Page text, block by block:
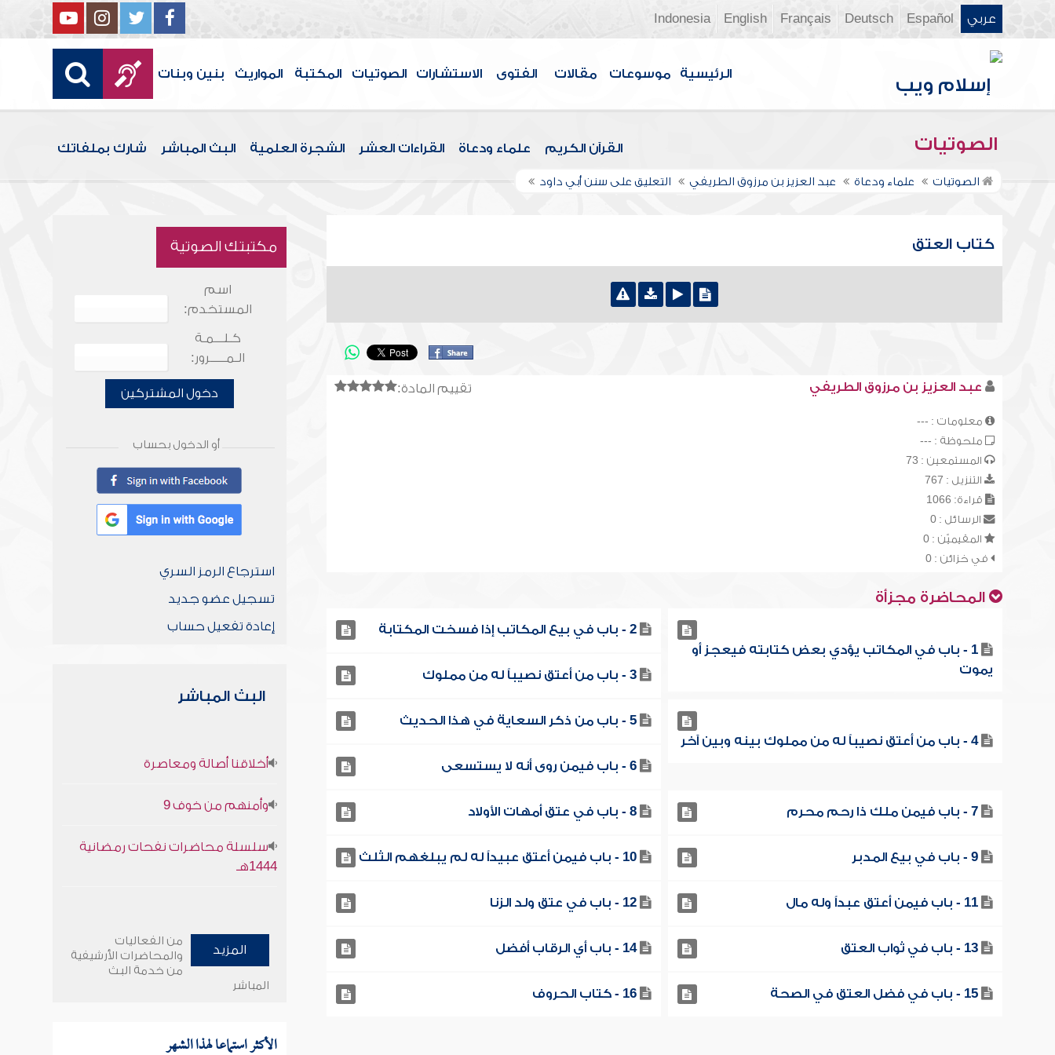
عربي Español
Deutsch
Français
English
Indonesia
الرئيسية موسوعات مقالات الفتوى الاستشارات الصوتيات المكتبة المواريث بنين وبنات
الصوتيات القرآن الكريم علماء ودعاة القراءات العشر الشجرة العلمية البث المباشر شارك بملفاتك
الصوتيات علماء ودعاة عبد العزيز بن مرزوق الطريفي التعليق على سنن أبي داود
كتاب العتق
تقييم المادة: عبد العزيز بن مرزوق الطريفي
معلومات : ---
ملحوظة : ---
المستمعين : 73
التنزيل : 767
قراءة: 1066
الرسائل : 0
المقيميّن : 0
في خزائن : 0
المحاضرة مجزأة
1 - باب في المكاتب يؤدي بعض كتابته فيعجز أو
يموت
2 - باب في بيع المكاتب إذا فسخت المكتابة
3 - باب من أعتق نصيباً له من مملوك
4 - باب من أعتق نصيباً له من مملوك بينه وبين آخر
5 - باب من ذكر السعاية في هذا الحديث
6 - باب فيمن روى أنه لا يستسعى
7 - باب فيمن ملك ذا رحم محرم 8 - باب في عتق أمهات الأولاد
9 - باب في بيع المدبر 10 - باب فيمن أعتق عبيداً له لم يبلغهم الثلث
11 - باب فيمن أعتق عبداً وله مال 12 - باب في عتق ولد الزنا
13 - باب في ثواب العتق 14 - باب أي الرقاب أفضل
15 - باب في فضل العتق في الصحة 16 - كتاب الحروف
مكتبتك الصوتية
اسم
المستخدم:
كـلـــمـة
الـمـــــرور:
دخول المشتركين
أو الدخول بحساب
استرجاع الرمز السري
تسجيل عضو جديد
إعادة تفعيل حساب
البث المباشر
أخلاقنا أصالة ومعاصرة
وأمنهم من خوف 9
سلسلة محاضرات نفحات رمضانية
1444هـ
المزيد
من الفعاليات
والمحاضرات الأرشيفية
من خدمة البث
المباشر
الأكثر استماعا لهذا الشهر